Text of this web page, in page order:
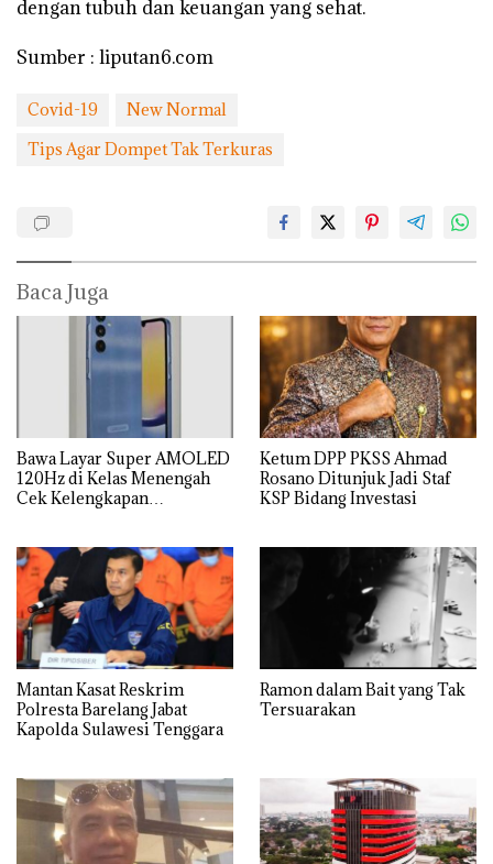
dengan tubuh dan keuangan yang sehat.
Sumber : liputan6.com
Covid-19
New Normal
Tips Agar Dompet Tak Terkuras
Baca Juga
Bawa Layar Super AMOLED
120Hz di Kelas Menengah
Cek Kelengkapan
Ketum DPP PKSS Ahmad
Rosano Ditunjuk Jadi Staf
KSP Bidang Investasi
Mantan Kasat Reskrim
Polresta Barelang Jabat
Kapolda Sulawesi Tenggara
Ramon dalam Bait yang Tak
Tersuarakan